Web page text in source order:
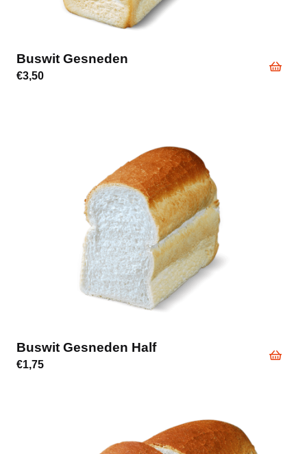
Buswit Gesneden
€3,50
Buswit Gesneden Half
€1,75